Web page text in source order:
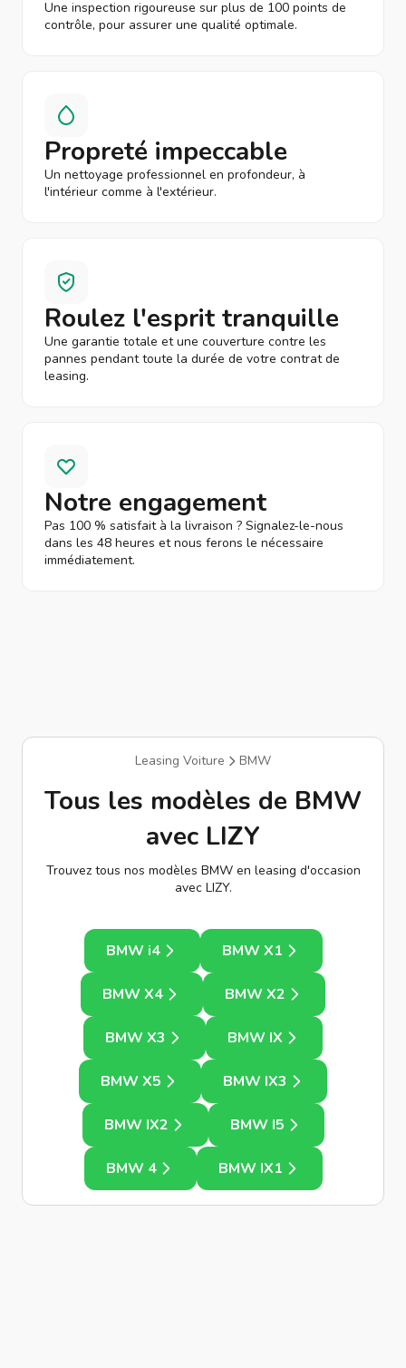
Une inspection rigoureuse sur plus de 100 points de
contrôle, pour assurer une qualité optimale.
Propreté impeccable
Un nettoyage professionnel en profondeur, à
l'intérieur comme à l'extérieur.
Roulez l'esprit tranquille
Une garantie totale et une couverture contre les
pannes pendant toute la durée de votre contrat de
leasing.
Notre engagement
Pas 100 % satisfait à la livraison ? Signalez-le-nous
dans les 48 heures et nous ferons le nécessaire
immédiatement.
Leasing Voiture BMW
Tous les modèles de BMW
avec LIZY
Trouvez tous nos modèles BMW en leasing d'occasion
avec LIZY.
BMW i4 BMW X1
BMW X4 BMW X2
BMW X3 BMW IX
BMW X5 BMW IX3
BMW IX2 BMW I5
BMW 4 BMW IX1